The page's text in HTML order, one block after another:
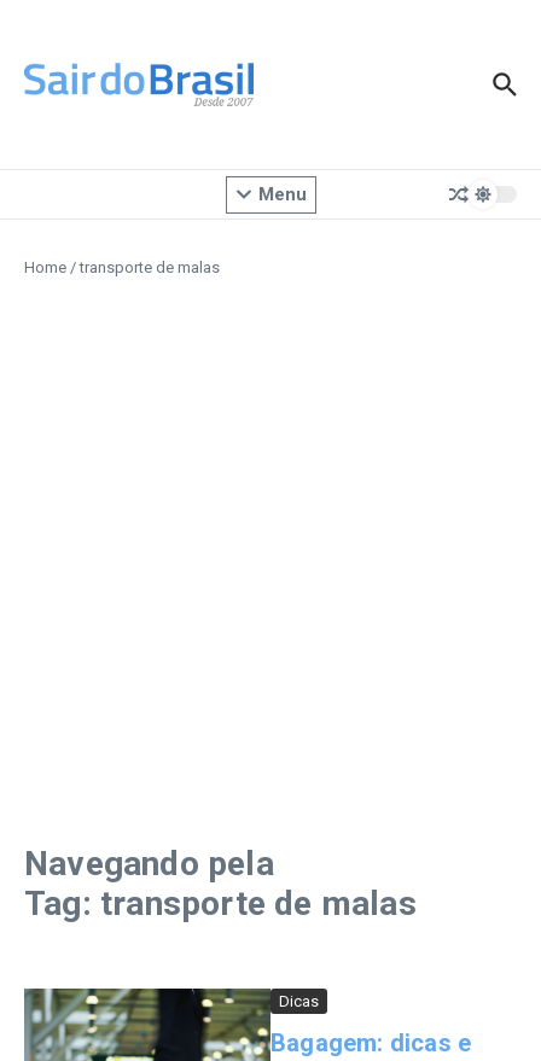
Menu
Home /transporte de malas
Navegando pela
Tag: transporte de malas
Dicas
Bagagem: dicas e